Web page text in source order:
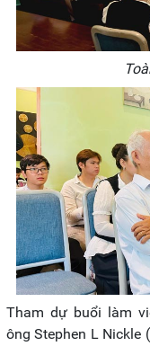
Tham dự buổi làm
ông Stephen L Nickle